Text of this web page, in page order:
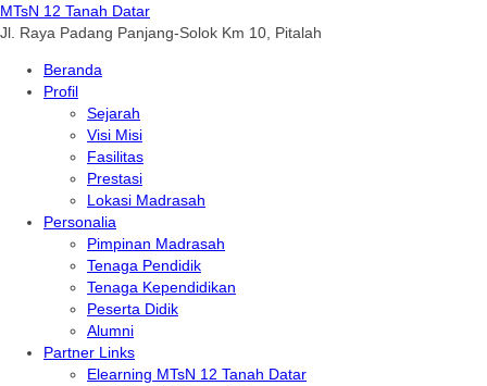
MTsN 12 Tanah Datar
Jl. Raya Padang Panjang-Solok Km 10, Pitalah
Beranda
Profil
Sejarah
Visi Misi
Fasilitas
Prestasi
Lokasi Madrasah
Personalia
Pimpinan Madrasah
Tenaga Pendidik
Tenaga Kependidikan
Peserta Didik
Alumni
Partner Links
Elearning MTsN 12 Tanah Datar